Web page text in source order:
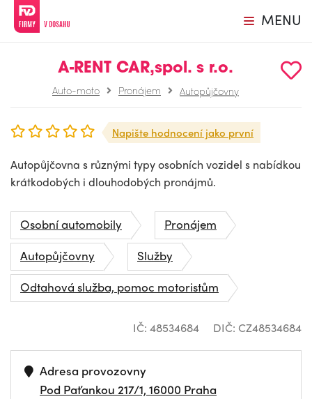
MENU
A-RENT CAR,spol. s r.o.
Auto-moto Pronájem Autopůjčovny
Napište hodnocení jako první
Autopůjčovna s různými typy osobních vozidel s nabídkou
krátkodobých i dlouhodobých pronájmů.
Osobní automobily
Pronájem
Autopůjčovny
Služby
Odtahová služba, pomoc motoristům
IČ: 48534684 DIČ: CZ48534684
Adresa provozovny
Pod Paťankou 217/1, 16000 Praha